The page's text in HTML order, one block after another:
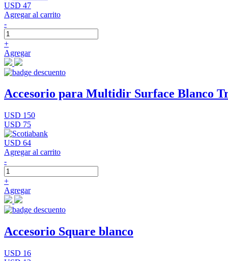
USD 47
Agregar al carrito
-
+
Agregar
Accesorio para Multidir Surface Blanco
USD 150
USD 75
USD 64
Agregar al carrito
-
+
Agregar
Accesorio Square blanco
USD 16